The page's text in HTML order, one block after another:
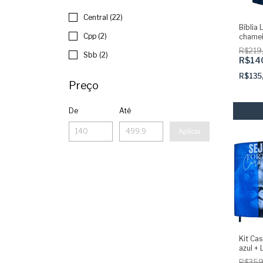
Central (22)
Cpp (2)
Sbb (2)
Preço
De Até
Aplicar
Bíblia
abas
Kit
azul +